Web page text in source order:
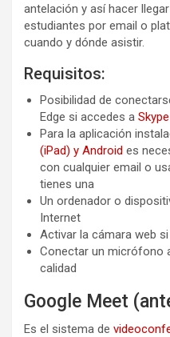
antelación y así hacer
estudiantes por email o
cuando y dónde asistir.
Requisitos:
Posibilidad de
Edge si accedes a
Para la aplicación
(iPad) y Android es
con cualquier email o
tienes una
Un ordenador o
Internet
Activar la cámara web
Conectar un micrófono
calidad
Google Meet
Es el sistema de